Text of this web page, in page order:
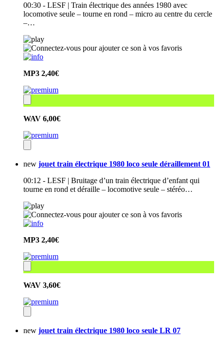
00:30 - LESF | Train électrique des années 1980 avec
locomotive seule – tourne en rond – micro au centre du cercle
–…
MP3 2,40€
WAV 6,00€
new jouet train électrique 1980 loco seule déraillement 01
00:12 - LESF | Bruitage d’un train électrique d’enfant qui
tourne en rond et déraille – locomotive seule – stéréo…
MP3 2,40€
WAV 3,60€
new jouet train électrique 1980 loco seule LR 07